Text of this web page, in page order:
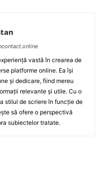
vastă în crearea de
platforme online. Ea își
și dedicare, fiind mereu
relevante și utile. Cu o
stilul de scriere în funcție de
să ofere o perspectivă
subiectelor tratate.